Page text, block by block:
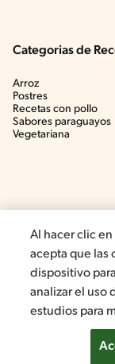
Categorias de
Arroz
Postres
Recetas con pollo
Sabores paraguayos
Vegetariana
©2022, Nestlé.
Al hacer clic en
acepta que las
dispositivo
analizar el uso
estudios para